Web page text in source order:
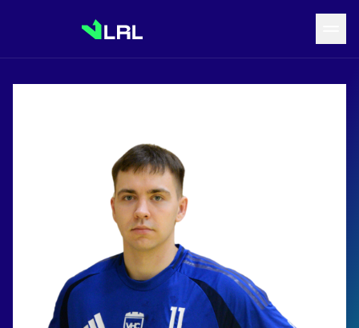
Turnyrinė lentelė